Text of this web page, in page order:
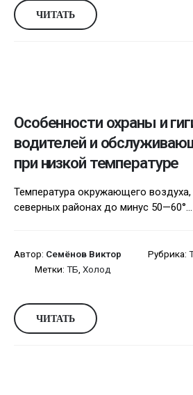
ЧИТАТЬ
Особенности охраны и
водителей и
при низкой температуре
Температура окружающего
северных районах до минус 50—60°...
Автор: Семёнов Виктор Рубрика:
Метки: ТБ, Холод
ЧИТАТЬ